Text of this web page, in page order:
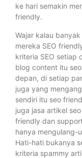
ke hari semakin
friendly.
Wajar kalau
mereka SEO
kriteria SEO setiap
blog content itu
depan, di setiap
juga yang
sendiri itu seo
juga jasa artikel
friendly dan
hanya mengulang-
Hati-hati bukanya
kriteria spammy